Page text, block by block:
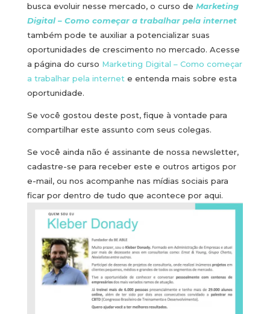
busca evoluir nesse mercado, o curso de Marketing
Digital – Como começar a trabalhar pela internet
também pode te auxiliar a potencializar suas
oportunidades de crescimento no mercado. Acesse
a página do curso Marketing Digital – Como começar
a trabalhar pela internete entenda mais sobre esta
oportunidade.
Se você gostou deste post, fique à vontade para
compartilhar este assunto com seus colegas.
Se você ainda não é assinante de nossa newsletter,
cadastre-se para receber este e outros artigos por
e-mail, ou nos acompanhe nas mídias sociais para
ficar por dentro de tudo que acontece por aqui.